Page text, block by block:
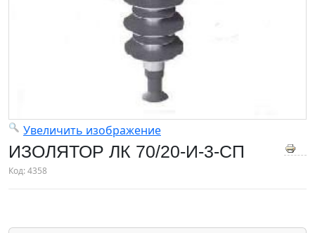
Увеличить изображение
ИЗОЛЯТОР ЛК 70/20-И-3-СП
Код:4358